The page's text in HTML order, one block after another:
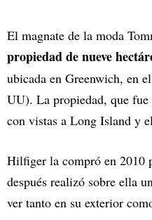
El magnate de la moda
propiedad de nueve
ubicada en Greenwich, en
UU). La propiedad, que
con vistas a Long Island y
Hilfiger la compró en 2010
después realizó sobre ella
ver tanto en su exterior